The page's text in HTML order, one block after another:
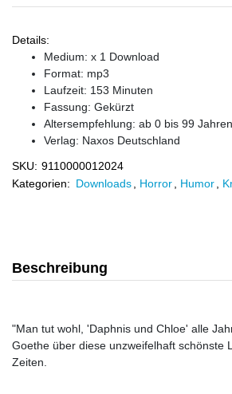
Details:
Medium: x 1 Download
Format: mp3
Laufzeit: 153 Minuten
Fassung: Gekürzt
Altersempfehlung: ab 0 bis 99 Jahren
Verlag: Naxos Deutschland
SKU: 9110000012024
Kategorien: Downloads Horror Humor
Beschreibung
"Man tut wohl, 'Daphnis und Chloe' alle
Goethe über diese unzweifelhaft schönste
Zeiten.